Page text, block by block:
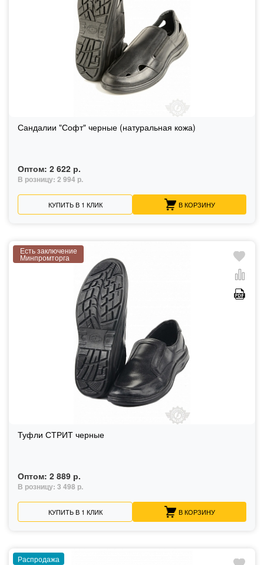
Сандалии "Софт" черные (натуральная кожа)
Оптом: 2 622 р.
В розницу: 2 994 р.
КУПИТЬ В 1 КЛИК В КОРЗИНУ
Есть заключение
Минпромторга
Туфли СТРИТ черные
Оптом: 2 889 р.
В розницу: 3 498 р.
КУПИТЬ В 1 КЛИК В КОРЗИНУ
Распродажа